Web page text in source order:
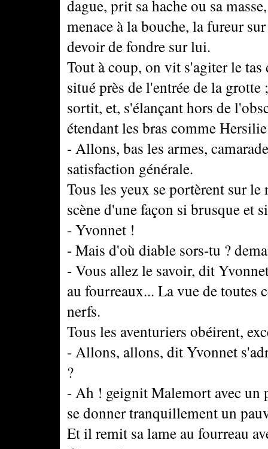
dague, prit sa hache ou sa
menace à la bouche, la fureur
devoir de fondre sur lui.
Tout à coup, on vit s'agiter le tas
situé près de l'entrée de la
sortit, et, s'élançant hors de
étendant les bras comme
- Allons, bas les armes,
satisfaction générale.
Tous les yeux se portèrent sur
scène d'une façon si brusque et
- Yvonnet !
- Mais d'où diable sors-tu ?
- Vous allez le savoir, dit
au fourreaux... La vue de toutes
nerfs.
Tous les aventuriers obéirent,
- Allons, allons, dit Yvonnet
?
- Ah ! geignit Malemort avec un
se donner tranquillement un
Et il remit sa lame au fourreau